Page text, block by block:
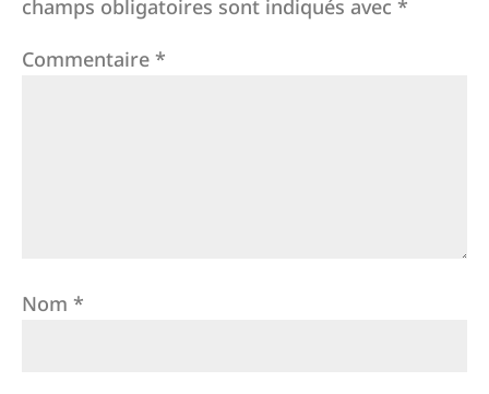
champs obligatoires sont indiqués avec *
Commentaire *
Nom *